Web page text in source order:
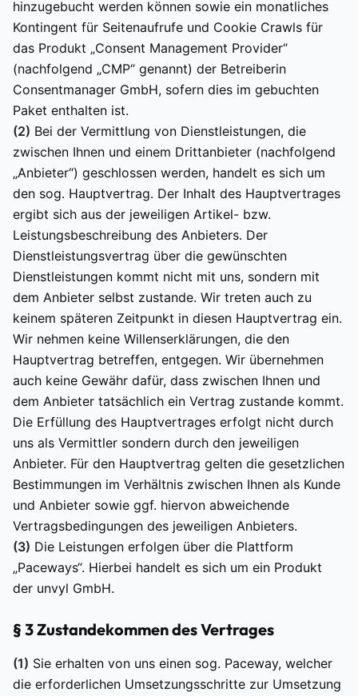
hinzugebucht werden können sowie ein monatliches
Kontingent für Seitenaufrufe und Cookie Crawls für
das Produkt „Consent Management Provider“
(nachfolgend „CMP“ genannt) der Betreiberin
Consentmanager GmbH, sofern dies im gebuchten
Paket enthalten ist.
(2) Bei der Vermittlung von Dienstleistungen, die
zwischen Ihnen und einem Drittanbieter (nachfolgend
„Anbieter“) geschlossen werden, handelt es sich um
den sog. Hauptvertrag. Der Inhalt des Hauptvertrages
ergibt sich aus der jeweiligen Artikel- bzw.
Leistungsbeschreibung des Anbieters. Der
Dienstleistungsvertrag über die gewünschten
Dienstleistungen kommt nicht mit uns, sondern mit
dem Anbieter selbst zustande. Wir treten auch zu
keinem späteren Zeitpunkt in diesen Hauptvertrag ein.
Wir nehmen keine Willenserklärungen, die den
Hauptvertrag betreffen, entgegen. Wir übernehmen
auch keine Gewähr dafür, dass zwischen Ihnen und
dem Anbieter tatsächlich ein Vertrag zustande kommt.
Die Erfüllung des Hauptvertrages erfolgt nicht durch
uns als Vermittler sondern durch den jeweiligen
Anbieter. Für den Hauptvertrag gelten die gesetzlichen
Bestimmungen im Verhältnis zwischen Ihnen als Kunde
und Anbieter sowie ggf. hiervon abweichende
Vertragsbedingungen des jeweiligen Anbieters.
(3) Die Leistungen erfolgen über die Plattform
„Paceways“. Hierbei handelt es sich um ein Produkt
der unvyl GmbH.
§ 3 Zustandekommen des Vertrages
(1) Sie erhalten von uns einen sog. Paceway, welcher
die erforderlichen Umsetzungsschritte zur Umsetzung